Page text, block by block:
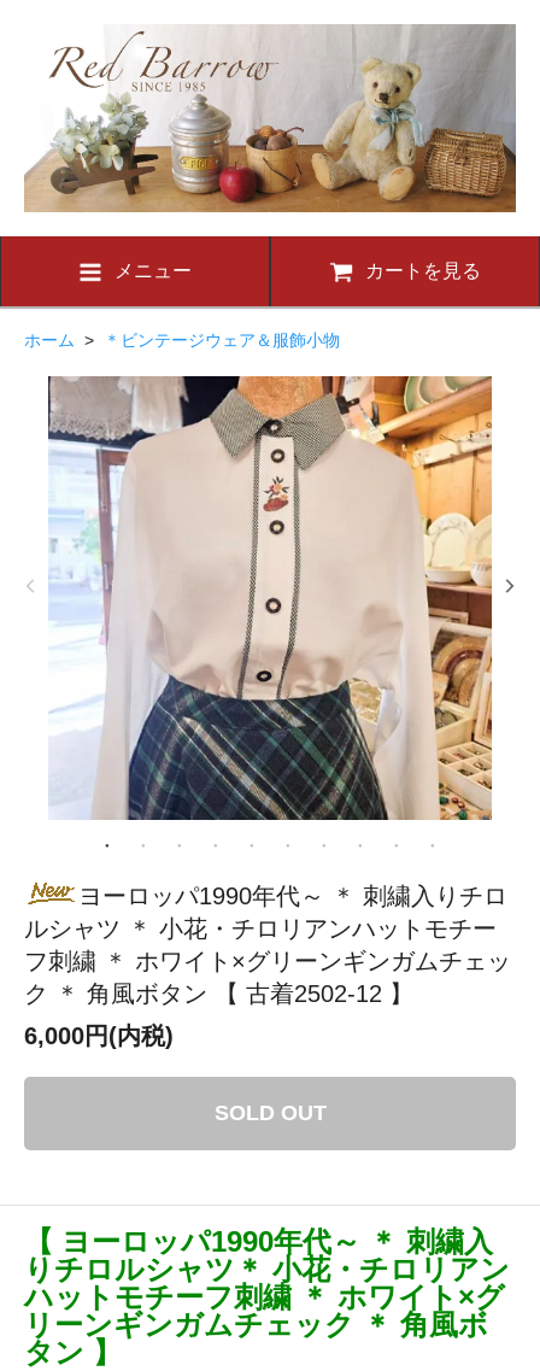
メニュー カートを見る
ホーム > ＊ビンテージウェア＆服飾小物
ヨーロッパ1990年代～ ＊ 刺繍入りチロ
ルシャツ ＊ 小花・チロリアンハットモチー
フ刺繍 ＊ ホワイト×グリーンギンガムチェッ
ク ＊ 角風ボタン 【 古着2502-12 】
6,000円(内税)
SOLD OUT
【 ヨーロッパ1990年代～ ＊ 刺繍入
りチロルシャツ＊ 小花・チロリアン
ハットモチーフ刺繍 ＊ ホワイト×グ
リーンギンガムチェック ＊ 角風ボ
タン 】